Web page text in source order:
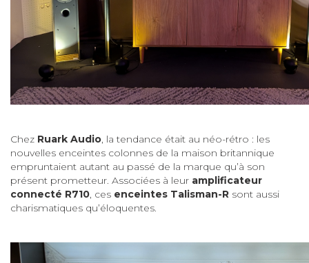
Chez Ruark Audio, la tendance était au néo-rétro : les
nouvelles enceintes colonnes de la maison britannique
empruntaient autant au passé de la marque qu’à son
présent prometteur. Associées à leur amplificateur
connecté R710, ces enceintes Talisman-R sont aussi
charismatiques qu’éloquentes.